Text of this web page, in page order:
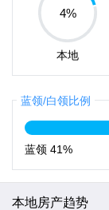
4%
本地
蓝领/白领比例
蓝领 41%
本地房产趋势